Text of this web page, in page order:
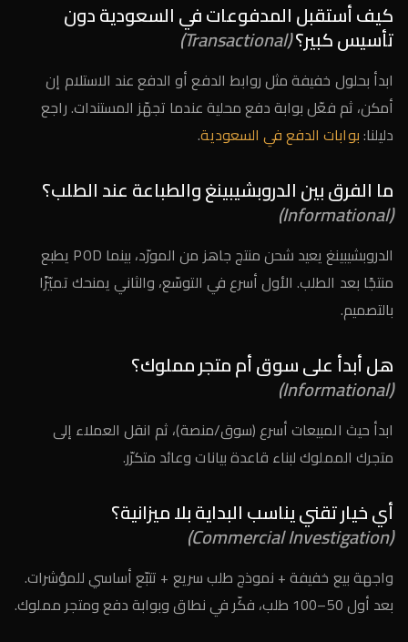
كيف أستقبل المدفوعات في السعودية دون
تأسيس كبير؟(Transactional)
ابدأ بحلول خفيفة مثل روابط الدفع أو الدفع عند الاستلام إن
أمكن، ثم فعّل بوابة دفع محلية عندما تجهّز المستندات. راجع
دليلنا:بوابات الدفع في السعودية.
ما الفرق بين الدروبشيبينغ والطباعة عند الطلب؟
(Informational)
الدروبشيبينغ يعيد شحن منتج جاهز من المورّد، بينما POD يطبع
منتجًا بعد الطلب. الأول أسرع في التوسّع، والثاني يمنحك تميّزًا
بالتصميم.
هل أبدأ على سوق أم متجر مملوك؟
(Informational)
ابدأ حيث المبيعات أسرع (سوق/منصة)، ثم انقل العملاء إلى
متجرك المملوك لبناء قاعدة بيانات وعائد متكرّر.
أي خيار تقني يناسب البداية بلا ميزانية؟
(Commercial Investigation)
واجهة بيع خفيفة + نموذج طلب سريع + تتبّع أساسي للمؤشرات.
بعد أول 50–100 طلب، فكّر في نطاق وبوابة دفع ومتجر مملوك.